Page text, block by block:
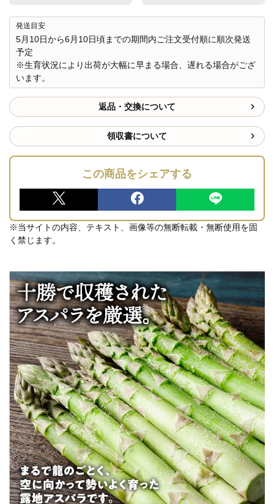
発送目安
5月10日から6月10日頃までの期間内ご注文受付順に順次発送
予定
※生育状況により出荷が大幅に早まる場合、遅れる場合がござ
います。
返品・交換について
領収書について
この商品をシェアする
※当サイトの内容、テキスト、画像等の無断転載・無断使用を固
く禁じます。